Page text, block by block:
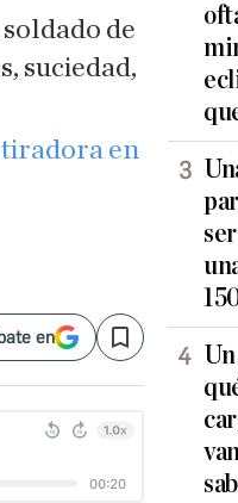
de
suciedad,
en
en Save